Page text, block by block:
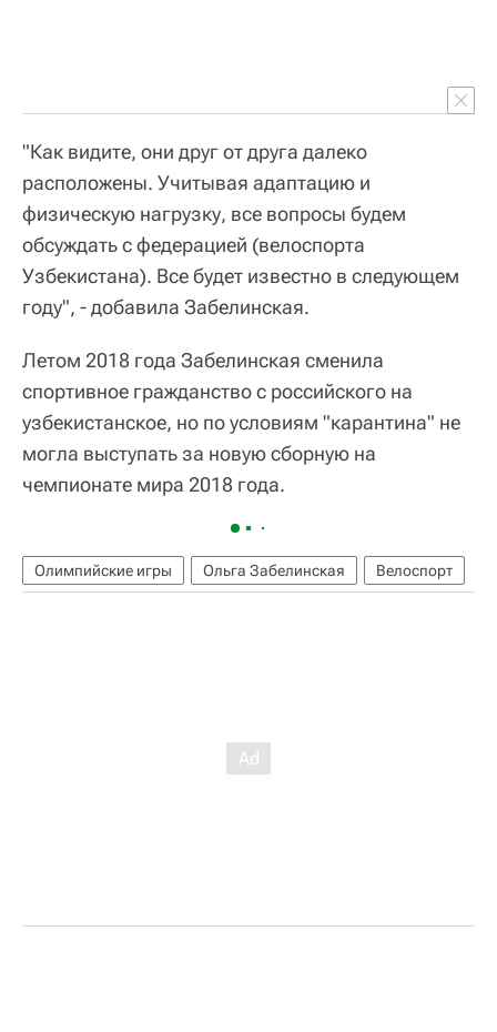
"Как видите, они друг от друга далеко
расположены. Учитывая адаптацию и
физическую нагрузку, все вопросы будем
обсуждать с федерацией (велоспорта
Узбекистана). Все будет известно в следующем
году", - добавила Забелинская.
Летом 2018 года Забелинская сменила
спортивное гражданство с российского на
узбекистанское, но по условиям "карантина" не
могла выступать за новую сборную на
чемпионате мира 2018 года.
Олимпийские игры Ольга Забелинская Велоспорт